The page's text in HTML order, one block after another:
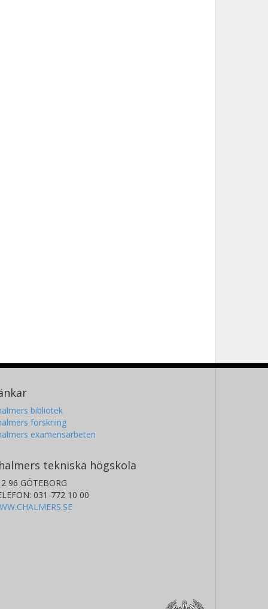
bibliotek
forskning
examensarbeten
tekniska högskola
96 GÖTEBORG
031-772 10 00